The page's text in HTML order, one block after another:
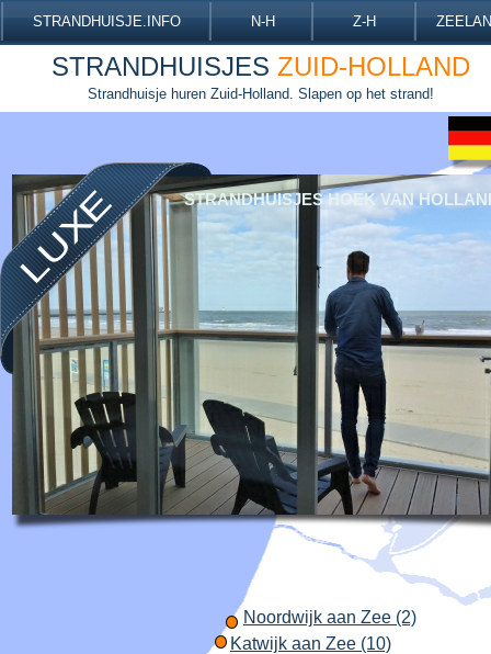
STRANDHUISJE.INFO N-H Z-H
Katwijk aan Zee (10)
Noordwijk aan Zee (2)
STRANDHUISJESZUID-HOLLAND
Strandhuisje huren Zuid-Holland. Slapen op het strand!
STRANDHUISJES HOEK VAN